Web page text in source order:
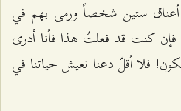
ستين شخصاً ورمى بهم في
كنت قد فعلتُ هذا فأنا أدرى
فلا أقلّ دعنا نعيش حياتنا في